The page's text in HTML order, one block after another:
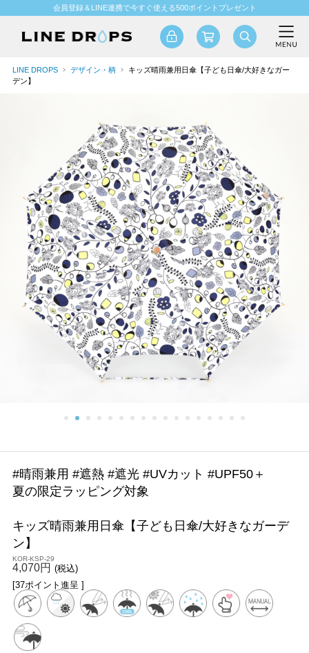
会員登録＆LINE連携で今すぐ使える500ポイントプレゼント
LINE DROPS デザイン・柄
キッズ晴雨兼用日傘【子ども日傘/大好きなガー
デン】
#晴雨兼用 #遮熱 #遮光 #UVカット #UPF50＋
夏の限定ラッピング対象
キッズ晴雨兼用日傘【子ども日傘/大好きなガーデ
ン】
KOR-KSP-29
4,070円 (税込)
[37ポイント進呈 ]